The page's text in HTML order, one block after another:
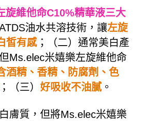
旋維他命C10%精華液三大
油水共溶技術，讓左旋
皙有感；（二）通常美白產
Ms.elec米嬉樂左旋維他命
酒精、香精、防腐劑、色
；（三） 好吸收不油膩。
膚質，但將Ms.elec米嬉樂